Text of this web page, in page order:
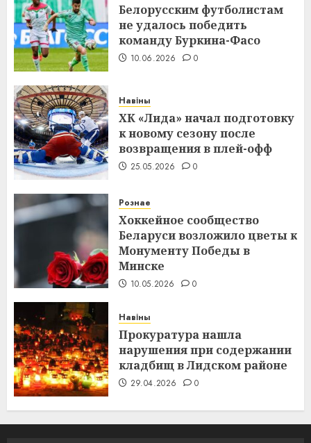
Белорусским футболистам
не удалось победить
команду Буркина-Фасо
10.06.2026 0
Навіны
ХК «Лида» начал подготовку
к новому сезону после
возвращения в плей-офф
25.05.2026 0
Рознае
Хоккейное сообщество
Беларуси возложило цветы к
Монументу Победы в
Минске
10.05.2026 0
Навіны
Прокуратура нашла
нарушения при содержании
кладбищ в Лидском районе
29.04.2026 0